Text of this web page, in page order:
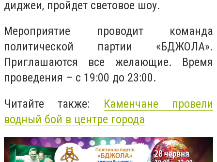
диджеи, пройдет световое шоу.
Мероприятие проводит команда
политической партии «БДЖОЛА».
Приглашаются все желающие. Время
проведения – с 19:00 до 23:00.
Читайте также: Каменчане провели
водный бой в центре города